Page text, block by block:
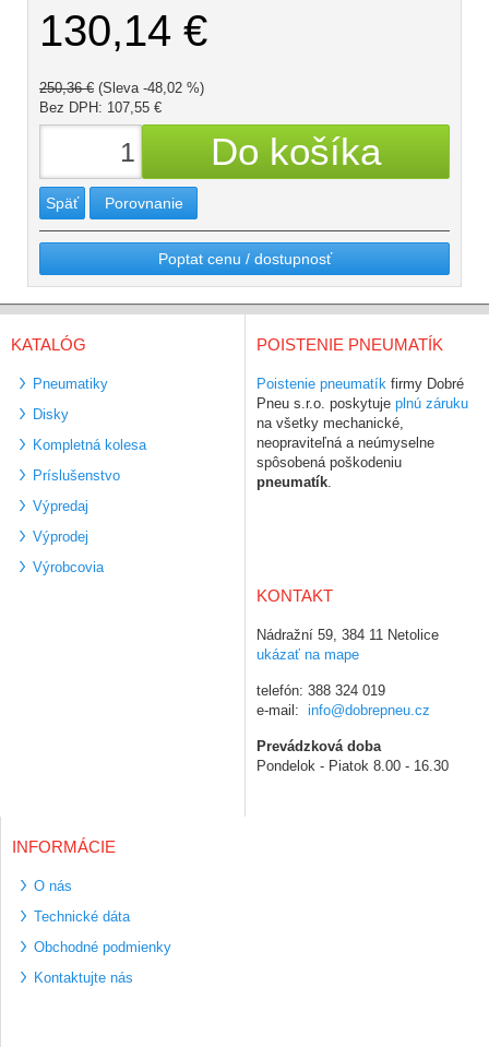
130,14 €
250,36 € (Sleva -48,02 %)
Bez DPH: 107,55 €
Späť Porovnanie
Poptat cenu / dostupnosť
KATALÓG
Pneumatiky
Disky
Kompletná kolesa
Príslušenstvo
Výpredaj
Výprodej
Výrobcovia
POISTENIE PNEUMATÍK
Poistenie pneumatík firmy Dobré
Pneu s.r.o. poskytuje plnú záruku
na všetky mechanické,
neopraviteľná a neúmyselne
spôsobená poškodeniu
pneumatík
KONTAKT
Nádražní 59, 384 11 Netolice
ukázať na mape
telefón: 388 324 019
e-mail: info@dobrepneu.cz
Prevádzková doba
Pondelok - Piatok 8.00 - 16.30
INFORMÁCIE
O nás
Technické dáta
Obchodné podmienky
Kontaktujte nás